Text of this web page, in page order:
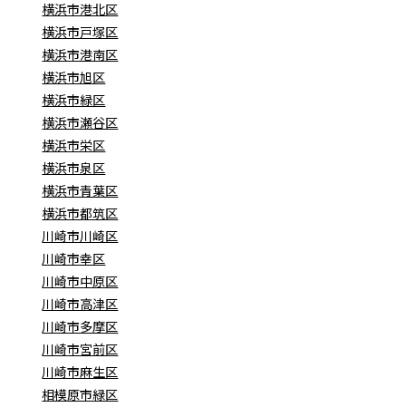
横浜市港北区
横浜市戸塚区
横浜市港南区
横浜市旭区
横浜市緑区
横浜市瀬谷区
横浜市栄区
横浜市泉区
横浜市青葉区
横浜市都筑区
川崎市川崎区
川崎市幸区
川崎市中原区
川崎市高津区
川崎市多摩区
川崎市宮前区
川崎市麻生区
相模原市緑区